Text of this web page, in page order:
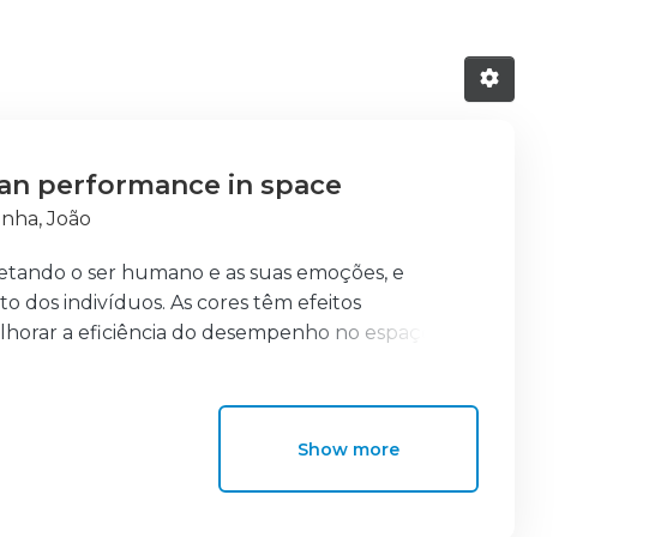
performance in space
João
o ser humano e as suas emoções, e
dos indivíduos. As cores têm efeitos
a eficiência do desempenho no espaço. No
sobre estimulados perante a exposição a
de forma a desempenhar qualquer atividade
nível ideal de excitação.
de cores no design de ambientes, criando
Show more